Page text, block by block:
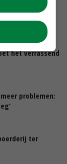
‘Bezoek van
plukken’
het verrassend
problemen:
ter